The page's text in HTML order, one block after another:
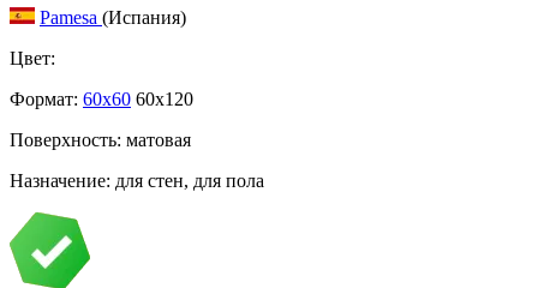
Pamesa (Испания)
Цвет:
Формат: 60x60 60x120
Поверхность: матовая
Назначение: для стен, для пола